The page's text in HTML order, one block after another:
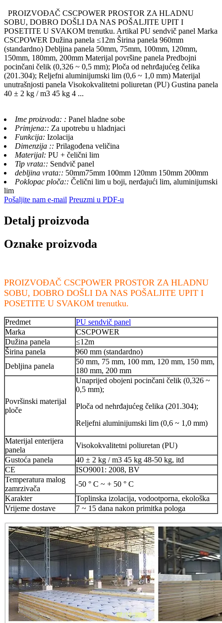
PROIZVOĐAČ CSCPOWER PROSTOR ZA HLADNU
SOBU, DOBRO DOŠLI DA NAS POŠALJITE UPIT I
POSETITE U SVAKOM trenutku. Artikal PU sendvič panel Marka
CSCPOWER Dužina panela ≤12m Širina panela 960mm
(standardno) Debljina panela 50mm, 75mm, 100mm, 120mm,
150mm, 180mm, 200mm Materijal površine panela Predbojni
pocinčani čelik (0,326 ~ 0,5 mm); Ploča od nehrđajućeg čelika
(201.304); Reljefni aluminijumski lim (0,6 ~ 1,0 mm) Materijal
unutrašnjosti panela Visokokvalitetni poliuretan (PU) Gustina panela
40 ± 2 kg / m3 45 kg 4 ...
Ime proizvoda: : Panel hladne sobe
Primjena:: Za upotrebu u hladnjaci
Funkcija: Izolacija
Dimenzija :: Prilagođena veličina
Materijal: PU + čelični lim
Tip vrata:: Sendvič panel
debljina vrata:: 50mm75mm 100mm 120mm 150mm 200mm
Poklopac ploča:: Čelični lim u boji, nerđajući lim, aluminijumski
lim
Pošaljite nam e-mail Preuzmi u PDF-u
Detalj proizvoda
Oznake proizvoda
PROIZVOĐAČ CSCPOWER PROSTOR ZA HLADNU
SOBU, DOBRO DOŠLI DA NAS POŠALJITE UPIT I
POSETITE U SVAKOM trenutku.
Predmet
PU sendvič panel
Marka
CSCPOWER
Dužina panela
≤12m
Širina panela
960 mm (standardno)
Debljina panela
50 mm, 75 mm, 100 mm, 120 mm, 150 mm,
180 mm, 200 mm
Površinski materijal
ploče
Unaprijed obojeni pocinčani čelik (0,326 ~
0,5 mm);
Ploča od nehrđajućeg čelika (201.304);
Reljefni aluminijumski lim (0,6 ~ 1,0 mm)
Materijal enterijera
panela
Visokokvalitetni poliuretan (PU)
Gustoća panela
40 ± 2 kg / m3 45 kg 48-50 kg, itd
CE
ISO9001: 2008, BV
Temperatura malog
zamrzivača
-50 ° C ~ + 50 ° C
Karakter
Toplinska izolacija, vodootporna, ekološka
Vrijeme dostave
7 ~ 15 dana nakon primitka pologa